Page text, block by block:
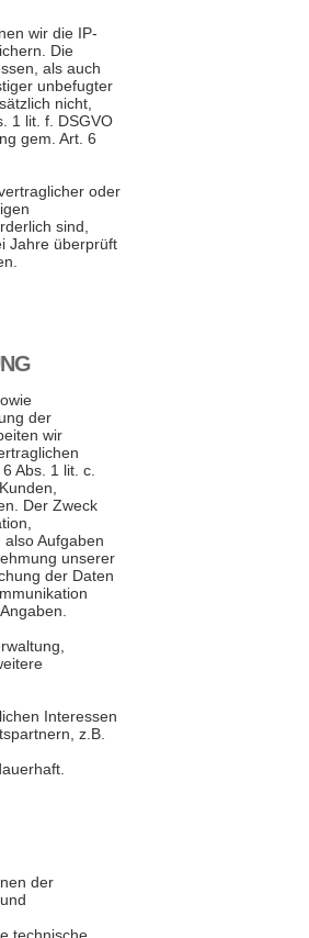
wir die IP-
Die
als auch
unbefugter
nicht,
1 lit. f. DSGVO
gem. Art. 6
oder
sind,
Jahre überprüft
der
wir
Abs. 1 lit. c.
Der Zweck
Aufgaben
unserer
der Daten
Interessen
z.B.
der